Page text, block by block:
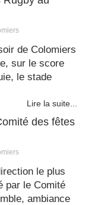
de Colomiers
sur le score
le stade
Lire la suite...
des fêtes
le plus
par le Comité
ambiance